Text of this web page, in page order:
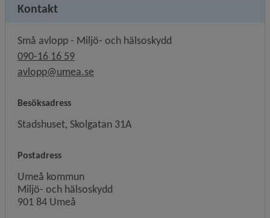
Kontakt
Små avlopp - Miljö- och hälsoskydd
090-16 16 59
avlopp@umea.se
Besöksadress
Stadshuset, Skolgatan 31A
Postadress
Umeå kommun
Miljö- och hälsoskydd
901 84 Umeå